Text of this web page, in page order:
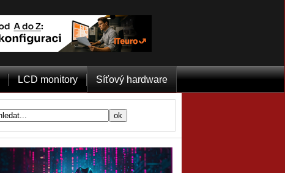
LCD monitory Síťový hardware